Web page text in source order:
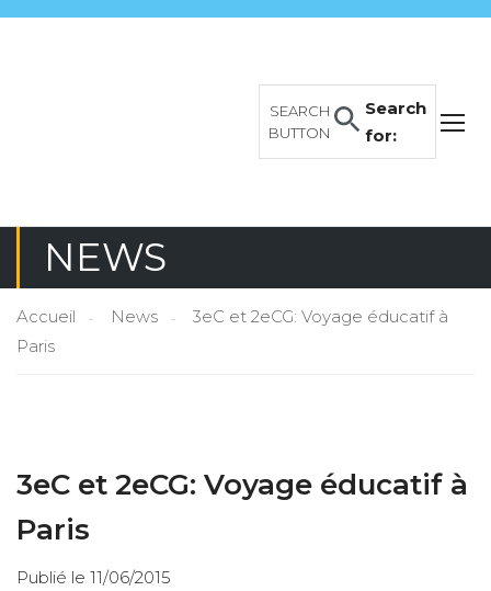
Search
for:
SEARCH
BUTTON
NEWS
Accueil News
3eC et 2eCG: Voyage éducatif à
Paris
3eC et 2eCG: Voyage éducatif à
Paris
Publié le 11/06/2015